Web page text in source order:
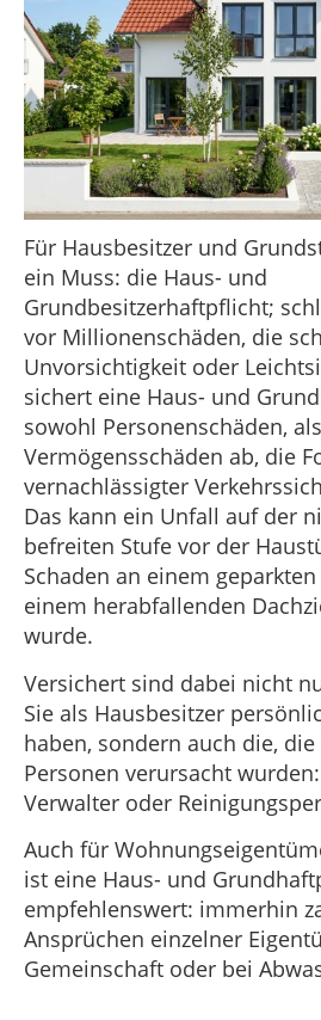
Für Hausbesitzer und
ein Muss: die Haus- und
Grundbesitzerhaftpflicht;
vor Millionenschäden, die
Unvorsichtigkeit oder
sichert eine Haus- und
sowohl Personenschäden,
Vermögensschäden ab, die
vernachlässigter
Das kann ein Unfall auf der
befreiten Stufe vor der
Schaden an einem
einem herabfallenden
wurde.
Versichert sind dabei nicht
Sie als Hausbesitzer
haben, sondern auch die,
Personen verursacht
Verwalter oder
Auch für
ist eine Haus- und
empfehlenswert: immerhin
Ansprüchen einzelner
Gemeinschaft oder bei